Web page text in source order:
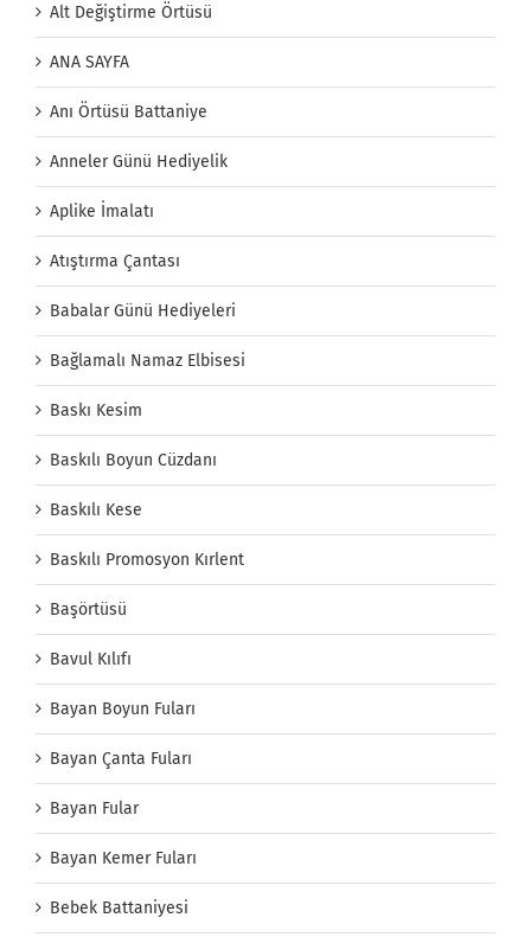
Alt Değiştirme Örtüsü
ANA SAYFA
Anı Örtüsü Battaniye
Anneler Günü Hediyelik
Aplike İmalatı
Atıştırma Çantası
Babalar Günü Hediyeleri
Bağlamalı Namaz Elbisesi
Baskı Kesim
Baskılı Boyun Cüzdanı
Baskılı Kese
Baskılı Promosyon Kırlent
Başörtüsü
Bavul Kılıfı
Bayan Boyun Fuları
Bayan Çanta Fuları
Bayan Fular
Bayan Kemer Fuları
Bebek Battaniyesi